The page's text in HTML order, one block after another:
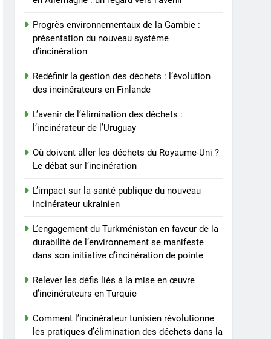
Turkménistan en faveur de
la durabilité de
l’environnement se
pointe
AIO
8
mise en œuvre
d’incinérateurs en Turquie
AIO
Progrès environnementaux de la Gambie :
présentation du nouveau système
d’incinération
Redéfinir la gestion des déchets : l’évolution
des incinérateurs en Finlande
L’avenir de l’élimination des déchets :
l’incinérateur de l’Uruguay
Où doivent aller les déchets du Royaume-Uni ?
Le débat sur l’incinération
L’impact sur la santé publique du nouveau
incinérateur ukrainien
L’engagement du Turkménistan en faveur de la
durabilité de l’environnement se manifeste
dans son initiative d’incinération de pointe
Relever les défis liés à la mise en œuvre
d’incinérateurs en Turquie
Comment l’incinérateur tunisien révolutionne
les pratiques d’élimination des déchets dans la